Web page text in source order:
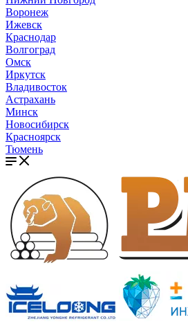
Воронеж
Ижевск
Краснодар
Волгоград
Омск
Иркутск
Владивосток
Астрахань
Минск
Новосибирск
Красноярск
Тюмень